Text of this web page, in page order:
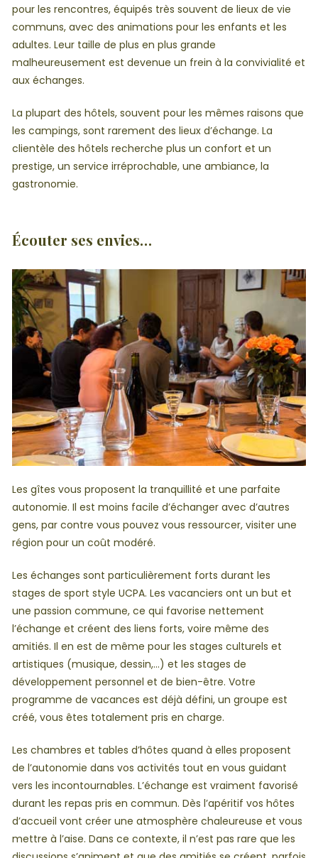
pour les rencontres, équipés très souvent de lieux de vie
communs, avec des animations pour les enfants et les
adultes. Leur taille de plus en plus grande
malheureusement est devenue un frein à la convivialité et
aux échanges.
La plupart des hôtels, souvent pour les mêmes raisons que
les campings, sont rarement des lieux d’échange. La
clientèle des hôtels recherche plus un confort et un
prestige, un service irréprochable, une ambiance, la
gastronomie.
Écouter ses envies…
Les gîtes vous proposent la tranquillité et une parfaite
autonomie. Il est moins facile d’échanger avec d’autres
gens, par contre vous pouvez vous ressourcer, visiter une
région pour un coût modéré.
Les échanges sont particulièrement forts durant les
stages de sport style UCPA. Les vacanciers ont un but et
une passion commune, ce qui favorise nettement
l’échange et créent des liens forts, voire même des
amitiés. Il en est de même pour les stages culturels et
artistiques (musique, dessin,…) et les stages de
développement personnel et de bien-être. Votre
programme de vacances est déjà défini, un groupe est
créé, vous êtes totalement pris en charge.
Les chambres et tables d’hôtes quand à elles proposent
de l’autonomie dans vos activités tout en vous guidant
vers les incontournables. L’échange est vraiment favorisé
durant les repas pris en commun. Dès l’apéritif vos hôtes
d’accueil vont créer une atmosphère chaleureuse et vous
mettre à l’aise. Dans ce contexte, il n’est pas rare que les